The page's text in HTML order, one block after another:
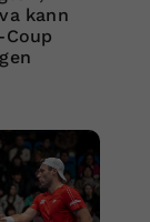
kann